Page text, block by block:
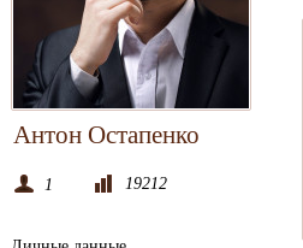
Антон Остапенко
1 19212